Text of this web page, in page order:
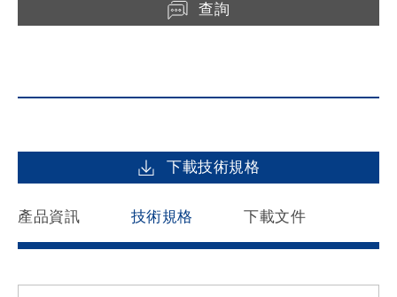
查詢
下載技術規格
產品資訊 技術規格 下載文件